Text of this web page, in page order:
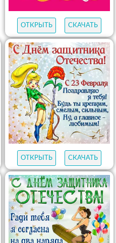
ОТКРЫТЬ СКАЧАТЬ
ОТКРЫТЬ СКАЧАТЬ